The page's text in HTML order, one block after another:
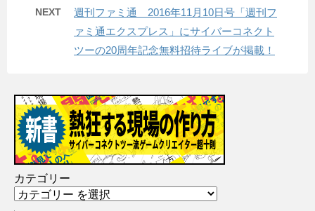
NEXT
週刊ファミ通 2016年11月10日号「週刊フ
ァミ通エクスプレス」にサイバーコネクト
ツーの20周年記念無料招待ライブが掲載！
カテゴリー